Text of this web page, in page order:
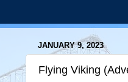
JANUARY 9, 2023
Flying Viking